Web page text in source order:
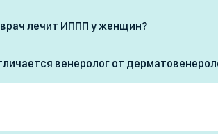
половым путём) — это инфекции,
лечит ИППП у женщин?
на половых инфекциях.
женской репродуктивной
венеролог от